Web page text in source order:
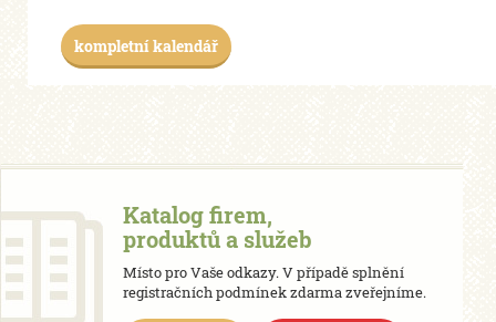
kompletní kalendář
Katalog firem,
produktů a služeb
Místo pro Vaše odkazy. V případě splnění
registračních podmínek zdarma zveřejníme.